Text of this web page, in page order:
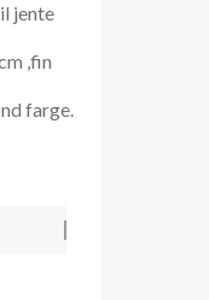
jente
,fin
farge.